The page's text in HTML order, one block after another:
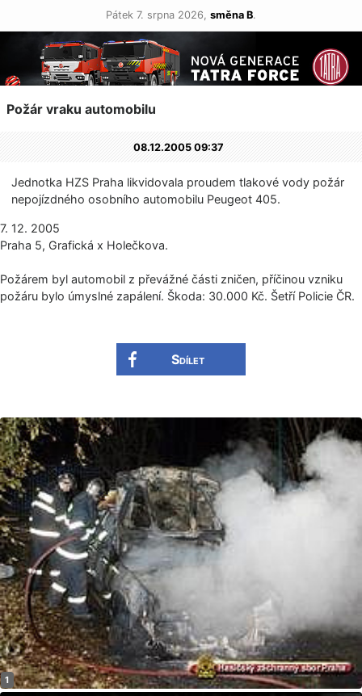
Pátek 7. srpna 2026, směna B.
Požár vraku automobilu
08.12.2005 09:37
Jednotka HZS Praha likvidovala proudem tlakové vody požár
nepojízdného osobního automobilu Peugeot 405.
7. 12. 2005
Praha 5, Grafická x Holečkova.
Požárem byl automobil z převážné části zničen, příčinou vzniku
požáru bylo úmyslné zapálení. Škoda: 30.000 Kč. Šetří Policie ČR.
Sdílet